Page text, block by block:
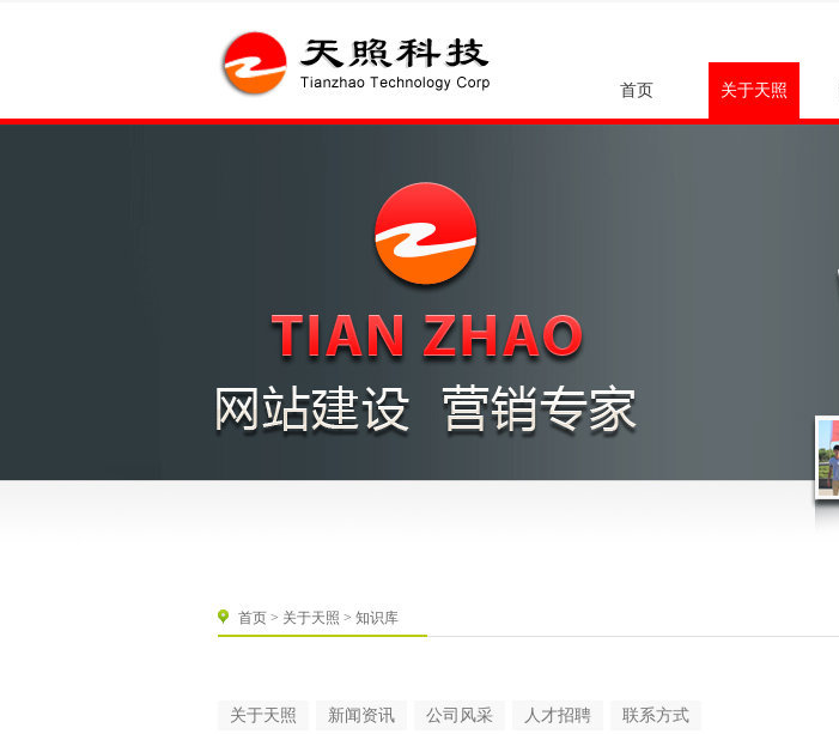
首页 关于天照
首页 > 关于天照 > 知识库
关于天照 新闻资讯 公司风采 人才招聘 联系方式